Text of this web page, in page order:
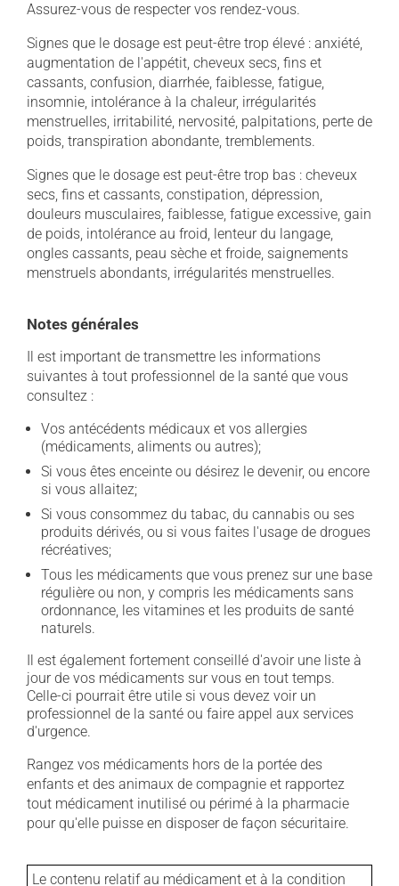
Assurez-vous de respecter vos rendez-vous.
Signes que le dosage est peut-être trop élevé : anxiété,
augmentation de l'appétit, cheveux secs, fins et
cassants, confusion, diarrhée, faiblesse, fatigue,
insomnie, intolérance à la chaleur, irrégularités
menstruelles, irritabilité, nervosité, palpitations, perte de
poids, transpiration abondante, tremblements.
Signes que le dosage est peut-être trop bas : cheveux
secs, fins et cassants, constipation, dépression,
douleurs musculaires, faiblesse, fatigue excessive, gain
de poids, intolérance au froid, lenteur du langage,
ongles cassants, peau sèche et froide, saignements
menstruels abondants, irrégularités menstruelles.
Notes générales
Il est important de transmettre les informations
suivantes à tout professionnel de la santé que vous
consultez :
Vos antécédents médicaux et vos allergies
(médicaments, aliments ou autres);
Si vous êtes enceinte ou désirez le devenir, ou encore
si vous allaitez;
Si vous consommez du tabac, du cannabis ou ses
produits dérivés, ou si vous faites l'usage de drogues
récréatives;
Tous les médicaments que vous prenez sur une base
régulière ou non, y compris les médicaments sans
ordonnance, les vitamines et les produits de santé
naturels.
Il est également fortement conseillé d'avoir une liste à
jour de vos médicaments sur vous en tout temps.
Celle-ci pourrait être utile si vous devez voir un
professionnel de la santé ou faire appel aux services
d'urgence.
Rangez vos médicaments hors de la portée des
enfants et des animaux de compagnie et rapportez
tout médicament inutilisé ou périmé à la pharmacie
pour qu'elle puisse en disposer de façon sécuritaire.
Le contenu relatif au médicament et à la condition